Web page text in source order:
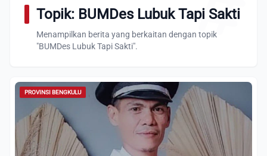
Topik: BUMDes Lubuk Tapi Sakti
Menampilkan berita yang berkaitan dengan topik
"BUMDes Lubuk Tapi Sakti".
PROVINSI BENGKULU